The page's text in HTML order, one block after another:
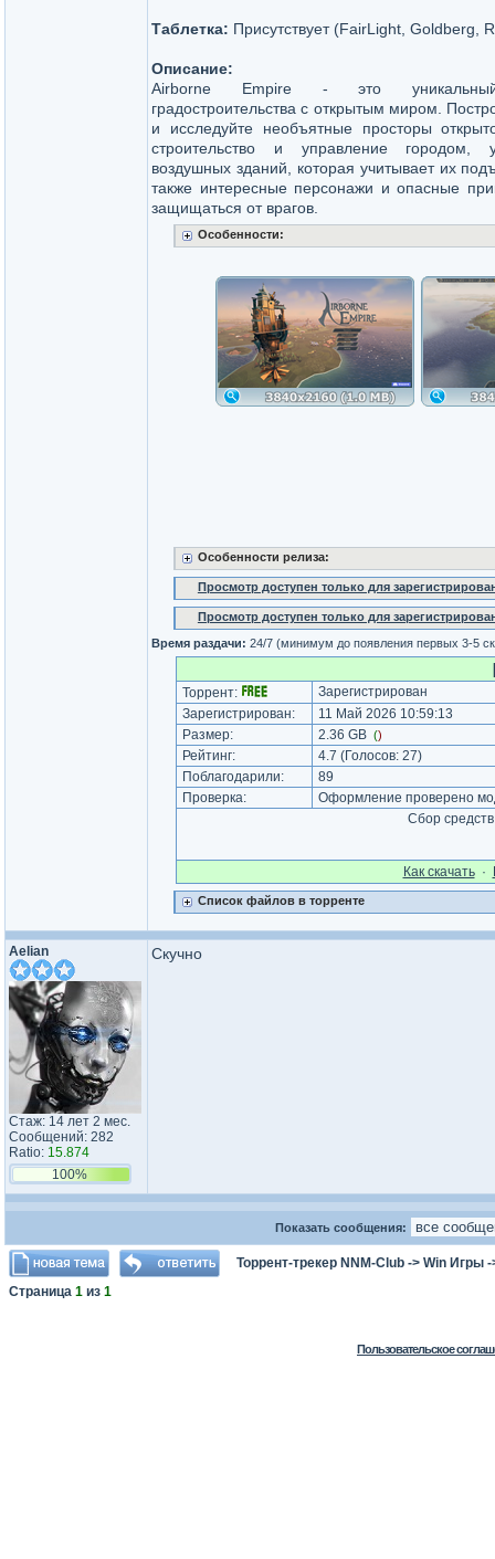
Таблетка: Присутствует (FairLight, Goldberg,
Описание:
Airborne Empire - это уникальный
градостроительства с открытым миром.
и исследуйте необъятные просторы
строительство и управление городом,
воздушных зданий, которая учитывает их
также интересные персонажи и опасные
защищаться от врагов.
Особенности:
Особенности релиза:
Просмотр доступен только для
Просмотр доступен только для
Время раздачи: 24/7 (минимум до появления первых 3-5
Торрент:
Зарегистрирован
Зарегистрирован:
11 Май 2026 10:59:13
Размер:
2.36 GB ()
Рейтинг: 4.7 (Голосов: 27)
Поблагодарили:
89
Проверка:
Оформление проверено
Сбор
Как cкачать·
Список файлов в торренте
Aelian
Стаж: 14 лет 2 мес.
Сообщений: 282
Ratio: 15.874
100%
Скучно
Показать сообщения:
Торрент-трекер NNM-Club -> Win Игры
Страница 1 из 1
Пользовательское